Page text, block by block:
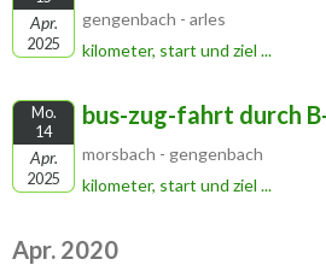
Apr.
2025
gengenbach - arles
kilometer, start und ziel ...
Mo.
14
Apr.
2025
bus-zug-fahrt durch
morsbach - gengenbach
kilometer, start und ziel ...
Apr. 2020